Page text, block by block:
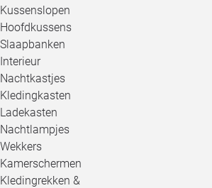
Kussenslopen
Hoofdkussens
Slaapbanken
Interieur
Nachtkastjes
Kledingkasten
Ladekasten
Nachtlampjes
Wekkers
Kamerschermen
Kledingrekken &